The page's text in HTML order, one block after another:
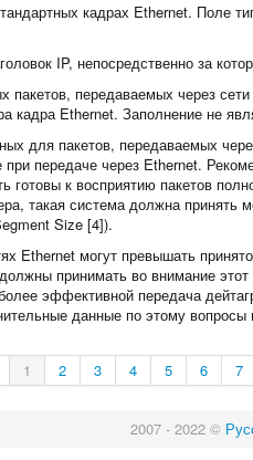
кадрах Ethernet. Поле
IP, непосредственно за
передаваемых через
кадра Ethernet. Заполнение не
для пакетов, передаваемых
передаче через Ethernet.
к восприятию пакетов
такая система должна
Size [4]).
Ethernet могут превышать
принимать во внимание
эффективной передача
данные по этому вопросы
1 2 3 4 5 6 7
2007 - 2022 ©